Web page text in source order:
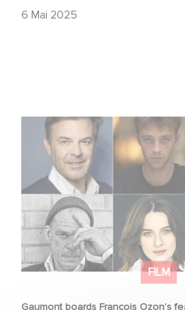
6 Mai 2025
FILM
Gaumont boards François Ozon’s
Gaumont boards François
Albert Camus’ ‘The Stranger’
Rebecca Marder and Swann